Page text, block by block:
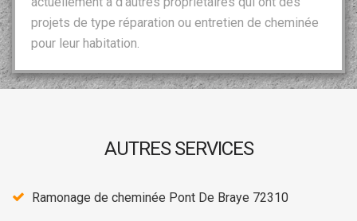
projets de type réparation ou entretien de cheminée
pour leur habitation.
AUTRES SERVICES
Ramonage de cheminée Pont De Braye 72310